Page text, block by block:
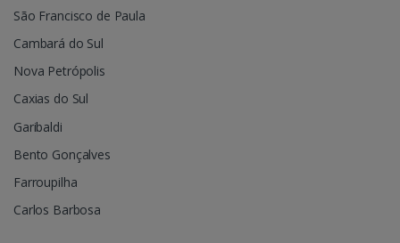
São Francisco de Paula
Cambará do Sul
Nova Petrópolis
Caxias do Sul
Garibaldi
Bento Gonçalves
Farroupilha
Carlos Barbosa